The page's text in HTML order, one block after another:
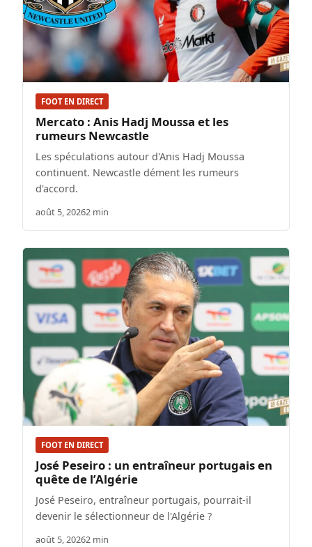
FOOT EN DIRECT
Mercato : Anis Hadj Moussa et les
rumeurs Newcastle
Les spéculations autour d'Anis Hadj Moussa
continuent. Newcastle dément les rumeurs
d'accord.
août 5, 20262 min
FOOT EN DIRECT
José Peseiro : un entraîneur portugais en
quête de l’Algérie
José Peseiro, entraîneur portugais, pourrait-il
devenir le sélectionneur de l'Algérie ?
août 5, 20262 min